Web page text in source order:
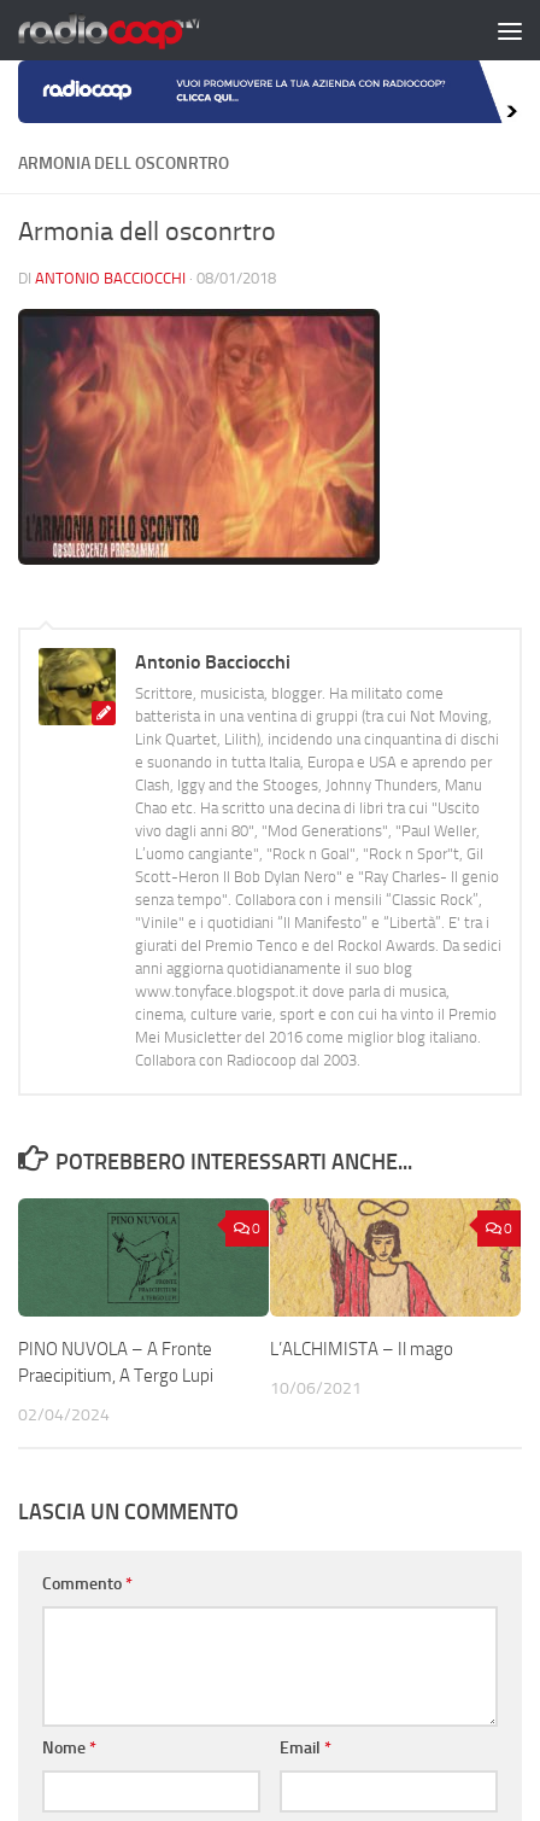
Salta al contenuto
ARMONIA DELL OSCONRTRO
Armonia dell osconrtro
DI ANTONIO BACCIOCCHI · 08/01/2018
Antonio Bacciocchi
Scrittore, musicista, blogger. Ha militato come
batterista in una ventina di gruppi (tra cui Not Moving,
Link Quartet, Lilith), incidendo una cinquantina di dischi
e suonando in tutta Italia, Europa e USA e aprendo per
Clash, Iggy and the Stooges, Johnny Thunders, Manu
Chao etc. Ha scritto una decina di libri tra cui "Uscito
vivo dagli anni 80", "Mod Generations", "Paul Weller,
L’uomo cangiante", "Rock n Goal", "Rock n Spor"t, Gil
Scott-Heron Il Bob Dylan Nero" e "Ray Charles- Il genio
senza tempo". Collabora con i mensili “Classic Rock”,
"Vinile" e i quotidiani “Il Manifesto” e “Libertà”. E' tra i
giurati del Premio Tenco e del Rockol Awards. Da sedici
anni aggiorna quotidianamente il suo blog
www.tonyface.blogspot.it dove parla di musica,
cinema, culture varie, sport e con cui ha vinto il Premio
Mei Musicletter del 2016 come miglior blog italiano.
Collabora con Radiocoop dal 2003.
POTREBBERO INTERESSARTI ANCHE...
0
PINO NUVOLA – A Fronte
Praecipitium, A Tergo Lupi
02/04/2024
0
L’ALCHIMISTA – Il mago
10/06/2021
LASCIA UN COMMENTO
Commento*
Nome* Email *